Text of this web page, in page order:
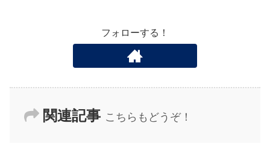
フォローする！
関連記事 こちらもどうぞ！